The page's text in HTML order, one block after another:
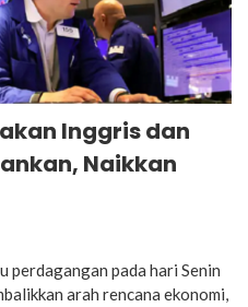
Inggris dan
Naikkan
perdagangan pada hari Senin
arah rencana ekonomi,